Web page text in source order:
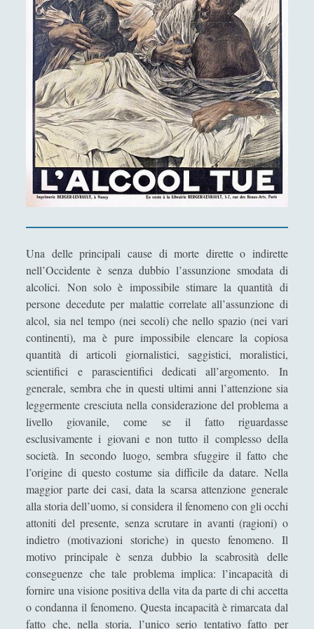
► Antologia(4)
► Filosofia(799)
► Saggi(72)
► Scienza(84)
► Storia(144)
► Libri Recensiti(441)
► Random(28)
► Ironia(7)
► Azione Filosofica(4)
Cinema e Serie
► Collana di Scuola Filosofica(13)
► Didattica (7)
► Economia (9)
► Filologia(4)
Geopolitica (11)
► I percorsi di SF2.0 (7)
► In edicola(1)
► Interviste(70)
► Itinerari(14)
Musica (14)
► Scacchi(42)
► Scoutismo(1)
Una delle principali cause di morte dirette o indirette
nell’Occidente è senza dubbio l’assunzione smodata di
alcolici. Non solo è impossibile stimare la quantità di
persone decedute per malattie correlate all’assunzione di
alcol, sia nel tempo (nei secoli) che nello spazio (nei vari
continenti), ma è pure impossibile elencare la copiosa
quantità di articoli giornalistici, saggistici, moralistici,
scientifici e parascientifici dedicati all’argomento. In
generale, sembra che in questi ultimi anni l’attenzione sia
leggermente cresciuta nella considerazione del problema a
livello giovanile, come se il fatto riguardasse
esclusivamente i giovani e non tutto il complesso della
società. In secondo luogo, sembra sfuggire il fatto che
l’origine di questo costume sia difficile da datare. Nella
maggior parte dei casi, data la scarsa attenzione generale
alla storia dell’uomo, si considera il fenomeno con gli occhi
attoniti del presente, senza scrutare in avanti (ragioni) o
indietro (motivazioni storiche) in questo fenomeno. Il
motivo principale è senza dubbio la scabrosità delle
conseguenze che tale problema implica: l’incapacità di
fornire una visione positiva della vita da parte di chi accetta
o condanna il fenomeno. Questa incapacità è rimarcata dal
fatto che, nella storia, l’unico serio tentativo fatto per